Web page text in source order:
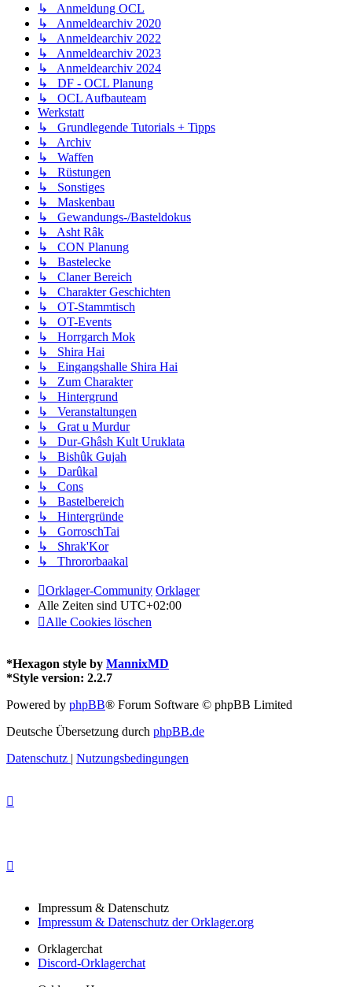
↳ Anmeldung OCL
↳ Anmeldearchiv 2020
↳ Anmeldearchiv 2022
↳ Anmeldearchiv 2023
↳ Anmeldearchiv 2024
↳ DF - OCL Planung
↳ OCL Aufbauteam
Werkstatt
↳ Grundlegende Tutorials + Tipps
↳ Archiv
↳ Waffen
↳ Rüstungen
↳ Sonstiges
↳ Maskenbau
↳ Gewandungs-/Basteldokus
↳ Asht Râk
↳ CON Planung
↳ Bastelecke
↳ Claner Bereich
↳ Charakter Geschichten
↳ OT-Stammtisch
↳ OT-Events
↳ Horrgarch Mok
↳ Shira Hai
↳ Eingangshalle Shira Hai
↳ Zum Charakter
↳ Hintergrund
↳ Veranstaltungen
↳ Grat u Murdur
↳ Dur-Ghâsh Kult Uruklata
↳ Bishûk Gujah
↳ Darûkal
↳ Cons
↳ Bastelbereich
↳ Hintergründe
↳ GorroschTai
↳ Shrak'Kor
↳ Thrororbaakal
Orklager-Community Orklager
Alle Zeiten sind UTC+02:00
Alle Cookies löschen
*Hexagon style by MannixMD
*Style version: 2.2.7
Powered by phpBB® Forum Software © phpBB Limited
Deutsche Übersetzung durch phpBB.de
Datenschutz | Nutzungsbedingungen
Impressum & Datenschutz
Impressum & Datenschutz der Orklager.org
Orklagerchat
Discord-Orklagerchat